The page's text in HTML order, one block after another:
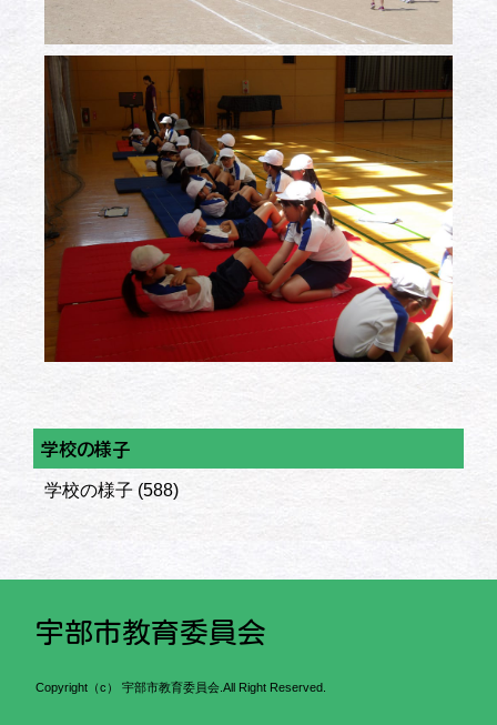
学校の様子
学校の様子 (588)
宇部市教育委員会
Copyright（c） 宇部市教育委員会.All Right Reserved.